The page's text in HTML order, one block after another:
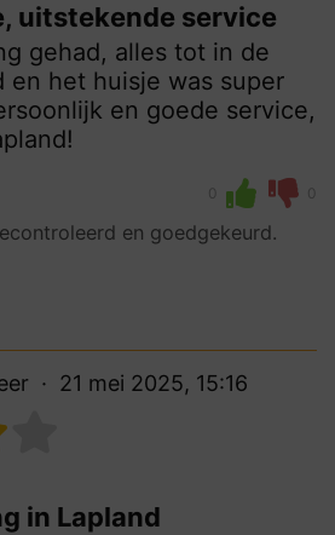
uitstekende service
gehad, alles tot in de
en het huisje was super
en goede service,
0 0
en goedgekeurd.
21 mei 2025, 15:16
in Lapland